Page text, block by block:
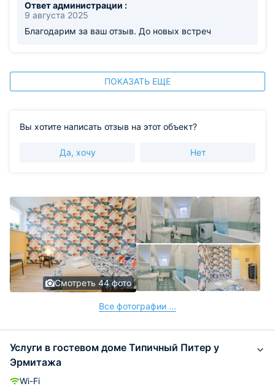
Ответ администрации :
9 августа 2025
Благодарим за ваш отзыв. До новых встреч
ПОКАЗАТЬ ЕЩЕ
Вы хотите написать отзыв на этот объект?
Да, хочу Нет
Смотреть 44 фото
Все фотографии ...
Услуги в гостевом доме Типичный Питер у
Эрмитажа
Wi-Fi